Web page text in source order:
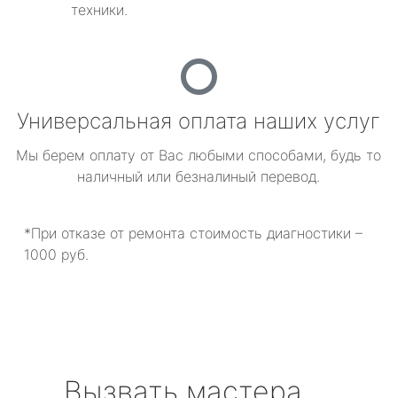
техники.
Универсальная оплата наших услуг
Мы берем оплату от Вас любыми способами, будь то
наличный или безналиный перевод.
*При отказе от ремонта стоимость диагностики –
1000 руб.